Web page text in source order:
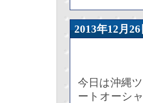
2013年12
今日は沖縄
ートオーシ